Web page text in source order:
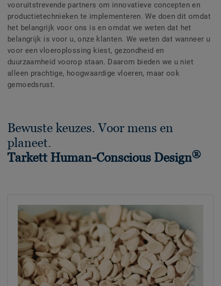
vooruitstrevende partners om innovatieve concepten en
productietechnieken te implementeren. We doen dit omdat
het belangrijk voor ons is en omdat we weten dat het
belangrijk is voor u, onze klanten. We weten dat wanneer u
voor een vloeroplossing kiest, gezondheid en
duurzaamheid voorop staan. Daarom bieden we u niet
alleen prachtige, hoogwaardige vloeren, maar ook
gemoedsrust.
Bewuste keuzes. Voor mens en
planeet.
Tarkett Human-Conscious Design®